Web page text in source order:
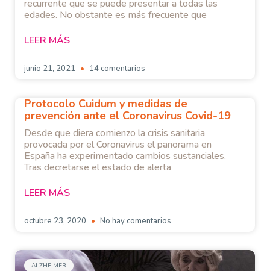
recurrente que se puede presentar a todas las
edades. No obstante es más frecuente que
LEER MÁS
junio 21, 2021 14 comentarios
Protocolo Cuidum y medidas de
prevención ante el Coronavirus Covid-19
Desde que diera comienzo la crisis sanitaria
provocada por el Coronavirus el panorama en
España ha experimentado cambios sustanciales.
Tras decretarse el estado de alerta
LEER MÁS
octubre 23, 2020 No hay comentarios
ALZHEIMER